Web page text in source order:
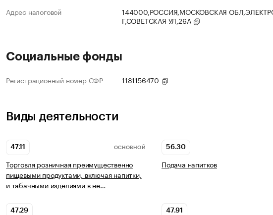
Адрес налоговой
144000,РОССИЯ,МОСКОВСКАЯ
Г,СОВЕТСКАЯ УЛ,26А
Социальные фонды
Регистрационный номер СФР 1181156470
Виды деятельности
47.11 ОСНОВНОЙ
Торговля розничная преимущественно
пищевыми продуктами, включая напитки,
и табачными изделиями в не…
56.30
Подача напитков
47.29 47.91